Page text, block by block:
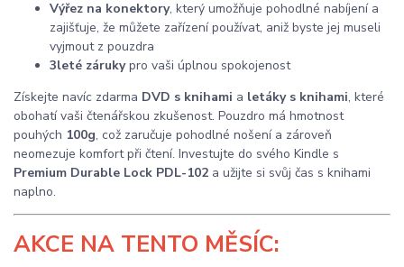
Výřez na konektory, který umožňuje pohodlné nabíjení a
zajišťuje, že můžete zařízení používat, aniž byste jej museli
vyjmout z pouzdra
3leté zárukypro vaši úplnou spokojenost
Získejte navíc zdarma DVD s knihami a letáky s knihami, které
obohatí vaši čtenářskou zkušenost. Pouzdro má hmotnost
pouhých 100g, což zaručuje pohodlné nošení a zároveň
neomezuje komfort při čtení. Investujte do svého Kindle s
Premium Durable Lock PDL-102 a užijte si svůj čas s knihami
naplno.
AKCE NA TENTO MĚSÍC: